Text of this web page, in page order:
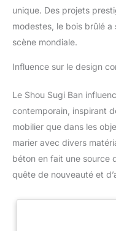
unique. Des projets
modestes, le bois brûlé
scène mondiale.
Influence sur le design
Le Shou Sugi Ban
contemporain, inspirant
mobilier que dans les
marier avec divers
béton en fait une source
quête de nouveauté et